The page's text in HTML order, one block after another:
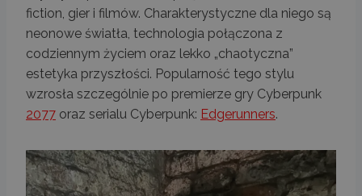
fiction, gier i filmów. Charakterystyczne dla niego są
neonowe światła, technologia połączona z
codziennym życiem oraz lekko „chaotyczna”
estetyka przyszłości. Popularność tego stylu
wzrosła szczególnie po premierze gry Cyberpunk
2077 oraz serialu Cyberpunk: Edgerunners.